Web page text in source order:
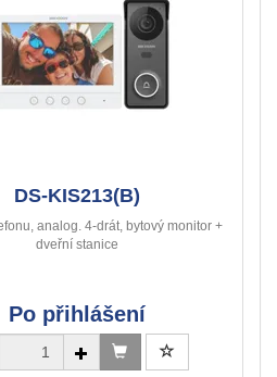
DS-KIS213(B)
analog. 4-drát, bytový monitor +
dveřní stanice
Po přihlášení